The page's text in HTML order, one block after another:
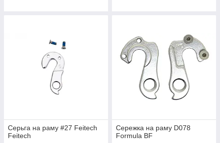
Серьгa на раму #27 Feitech
Feitech
Сережка на раму D078
Formula BF